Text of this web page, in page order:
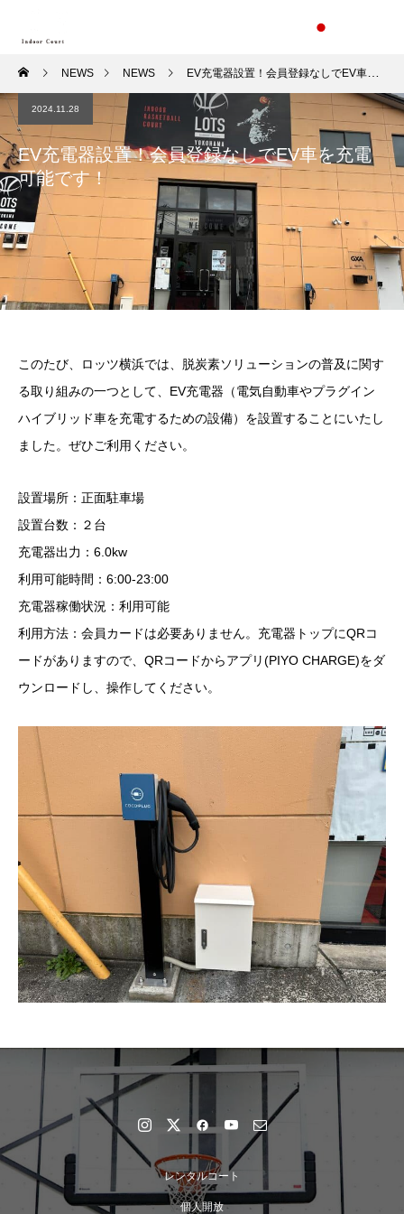
NEWS NEWS EV充電器設置！会員登録なしでEV車を充電可能です！
2024.11.28
EV充電器設置！会員登録なしでEV車を充電
可能です！
このたび、ロッツ横浜では、脱炭素ソリューションの普及に関す
る取り組みの一つとして、EV充電器（電気自動車やプラグイン
ハイブリッド車を充電するための設備）を設置することにいたし
ました。ぜひご利用ください。
設置場所：正面駐車場
設置台数：２台
充電器出力：6.0kw
利用可能時間：6:00-23:00
充電器稼働状況：利用可能
利用方法：会員カードは必要ありません。充電器トップにQRコ
ードがありますので、QRコードからアプリ(PIYO CHARGE)をダ
ウンロードし、操作してください。
レンタルコート
個人開放